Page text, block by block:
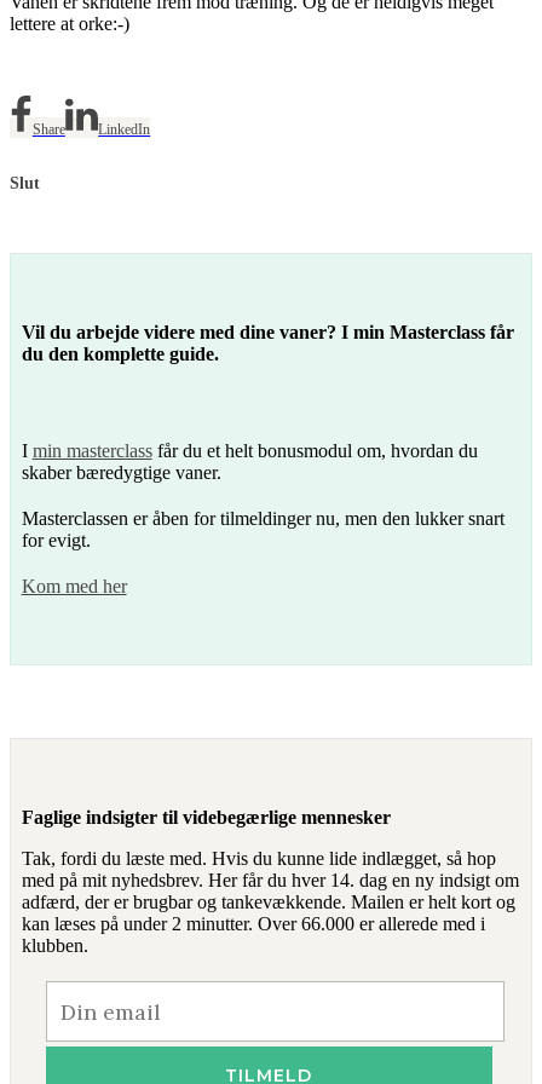
lettere at orke:-)
Share LinkedIn
Slut
Vil du arbejde videre med dine vaner? I min Masterclass får
du den komplette guide.
I min masterclassfår du et helt bonusmodul om, hvordan du
skaber bæredygtige vaner.
Masterclassen er åben for tilmeldinger nu, men den lukker snart
for evigt.
Kom med her
Faglige indsigter til videbegærlige mennesker
Tak, fordi du læste med. Hvis du kunne lide indlægget, så hop
med på mit nyhedsbrev. Her får du hver 14. dag en ny indsigt om
adfærd, der er brugbar og tankevækkende. Mailen er helt kort og
kan læses på under 2 minutter. Over 66.000 er allerede med i
klubben.